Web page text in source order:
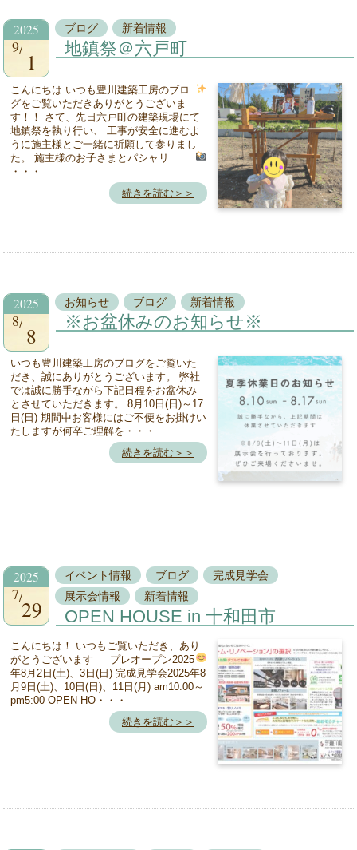
2025
9
1
ブログ 新着情報
地鎮祭＠六戸町
こんにちは いつも豊川建築工房のブロ
グをご覧いただきありがとうございま
す！！ さて、先日六戸町の建築現場にて
地鎮祭を執り行い、 工事が安全に進むよ
うに施主様とご一緒に祈願して参りまし
た。 施主様のお子さまとパシャリ
・・・
続きを読む＞＞
2025
8
8
お知らせ ブログ 新着情報
※お盆休みのお知らせ※
いつも豊川建築工房のブログをご覧いた
だき、誠にありがとうございます。 弊社
では誠に勝手ながら下記日程をお盆休み
とさせていただきます。 8月10日(日)～17
日(日) 期間中お客様にはご不便をお掛けい
たしますが何卒ご理解を・・・
続きを読む＞＞
2025
7
29
イベント情報 ブログ
完成見学会
展示会情報
新着情報
OPEN HOUSE in 十和田市
こんにちは！ いつもご覧いただき、あり
がとうございます プレオープン2025
年8月2日(土)、3日(日) 完成見学会2025年8
月9日(土)、10日(日)、11日(月) am10:00～
pm5:00 OPEN HO・・・
続きを読む＞＞